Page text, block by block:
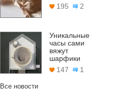
195
2
Уникальные
часы сами
вяжут
шарфики
147
1
Все новости